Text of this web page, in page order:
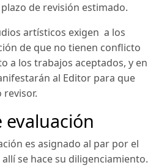
de revisión estimado.
artísticos exigen a los
de que no tienen conflicto
a los trabajos aceptados, y en
al Editor para que
revisor.
evaluación
es asignado al par por el
allí se hace su diligenciamiento.